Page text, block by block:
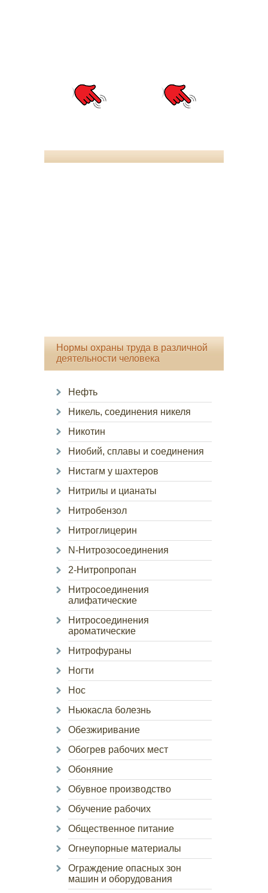
Нормы охраны труда в различной
деятельности человека
Нефть
Никель, соединения никеля
Никотин
Ниобий, сплавы и соединения
Нистагм у шахтеров
Нитрилы и цианаты
Нитробензол
Нитроглицерин
N-Нитрозосоединения
2-Нитропропан
Нитросоединения
алифатические
Нитросоединения
ароматические
Нитрофураны
Ногти
Нос
Ньюкасла болезнь
Обезжиривание
Обогрев рабочих мест
Обоняние
Обувное производство
Обучение рабочих
Общественное питание
Огнеупорные материалы
Ограждение опасных зон
машин и оборудования